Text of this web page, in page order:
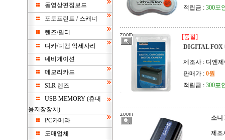
동영상편집보드
포토프린트 / 스캐너
렌즈/필터
디카/디캠 악세사리
네비게이션
메모리카드
SLR 렌즈
USB MEMORY (휴대
용저장장치)
PC카메라
도매업체
적립금 : 300포
[품절]
DIGITAL FOX
제조사 : 디엔
판매가 : 0원
적립금 : 300포
소니
제조